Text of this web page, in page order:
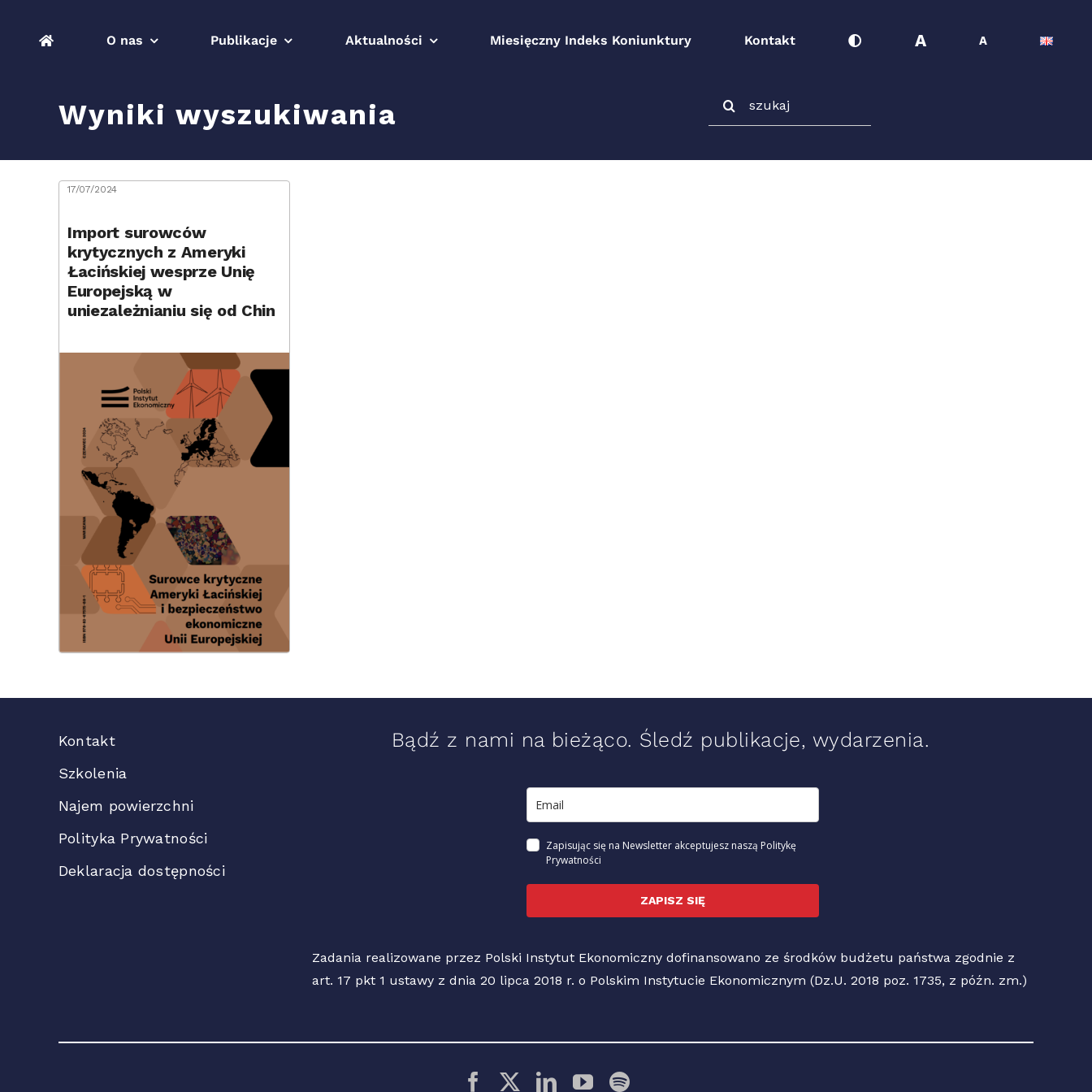
O nas Publikacje Aktualności Miesięczny Indeks Koniunktury Kontakt A A
Wyniki wyszukiwania
17/07/2024
Import surowców
krytycznych z Ameryki
Łacińskiej wesprze Unię
Europejską w
uniezależnianiu się od Chin
Kontakt
Szkolenia
Najem powierzchni
Polityka Prywatności
Deklaracja dostępności
Bądź z nami na bieżąco. Śledź publikacje, wydarzenia.
Zapisując się na Newsletter akceptujesz naszą Politykę
Prywatności
ZAPISZ SIĘ
Zadania realizowane przez Polski Instytut Ekonomiczny dofinansowano ze środków budżetu państwa zgodnie z
art. 17 pkt 1 ustawy z dnia 20 lipca 2018 r. o Polskim Instytucie Ekonomicznym (Dz.U. 2018 poz. 1735, z późn. zm.)